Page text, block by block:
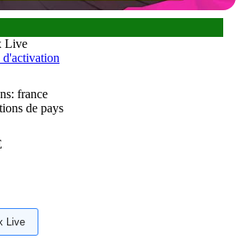
Live
france
de pays
Live